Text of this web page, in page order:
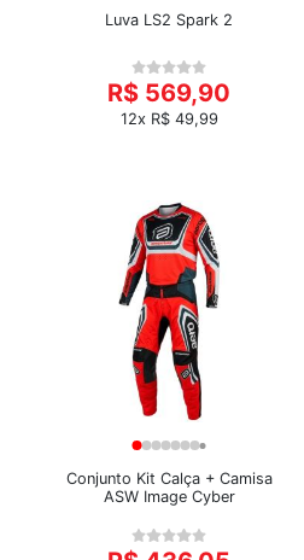
Luva LS2 Spark 2
R$ 569,90
12x R$ 49,99
Conjunto Kit Calça + Camisa
ASW Image Cyber